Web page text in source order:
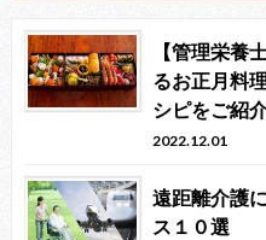
【管理栄養
るお正月料
シピをご紹
2022.12.01
遠距離介護
ス１０選